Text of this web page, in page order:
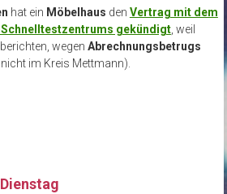
hat ein Möbelhaus den Vertrag mit dem
gekündigt, weil
wegen Abrechnungsbetrugs
im Kreis Mettmann).